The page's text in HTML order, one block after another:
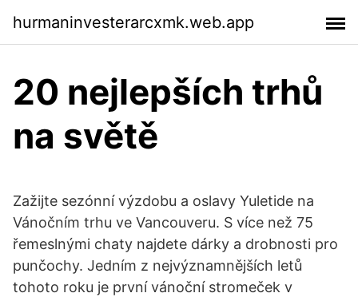
hurmaninvesterarcxmk.web.app
20 nejlepších trhů
na světě
Zažijte sezónní výzdobu a oslavy Yuletide na
Vánočním trhu ve Vancouveru. S více než 75
řemeslnými chaty najdete dárky a drobnosti pro
punčochy. Jedním z nejvýznamnějších letů
tohoto roku je první vánoční stromeček v